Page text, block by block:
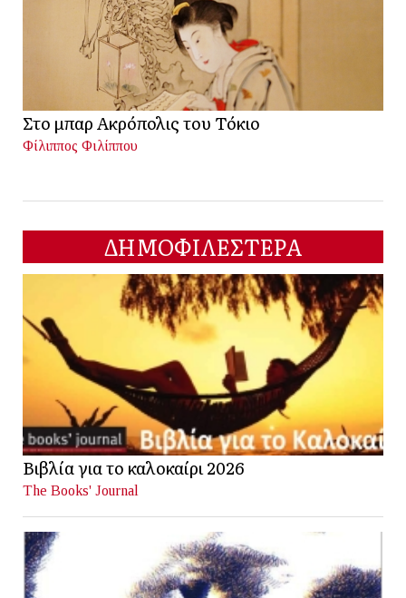
Στο μπαρ Ακρόπολις του Τόκιο
Φίλιππος Φιλίππου
ΔΗΜΟΦΙΛΕΣΤΕΡΑ
Βιβλία για το καλοκαίρι 2026
The Books' Journal